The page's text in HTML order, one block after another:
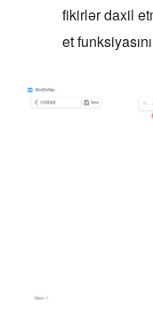
fikirlər daxil
et